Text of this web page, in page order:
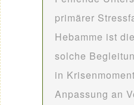
primärer
Hebamme ist
solche
in
Anpassung an